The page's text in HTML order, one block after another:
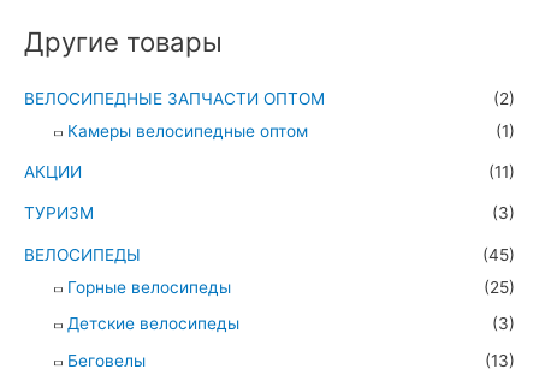
Другие товары
ВЕЛОСИПЕДНЫЕ ЗАПЧАСТИ ОПТОМ
(2)
Камеры велосипедные оптом
(1)
АКЦИИ (11)
ТУРИЗМ (3)
ВЕЛОСИПЕДЫ
(45)
Горные велосипеды
(25)
Детские велосипеды
(3)
Беговелы
(13)